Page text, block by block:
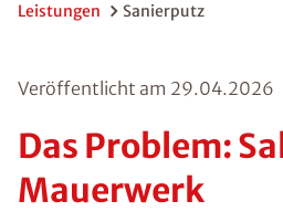
Leistungen
Sanierputz
Veröffentlicht am 29.04.2026
Das Problem:
Mauerwerk